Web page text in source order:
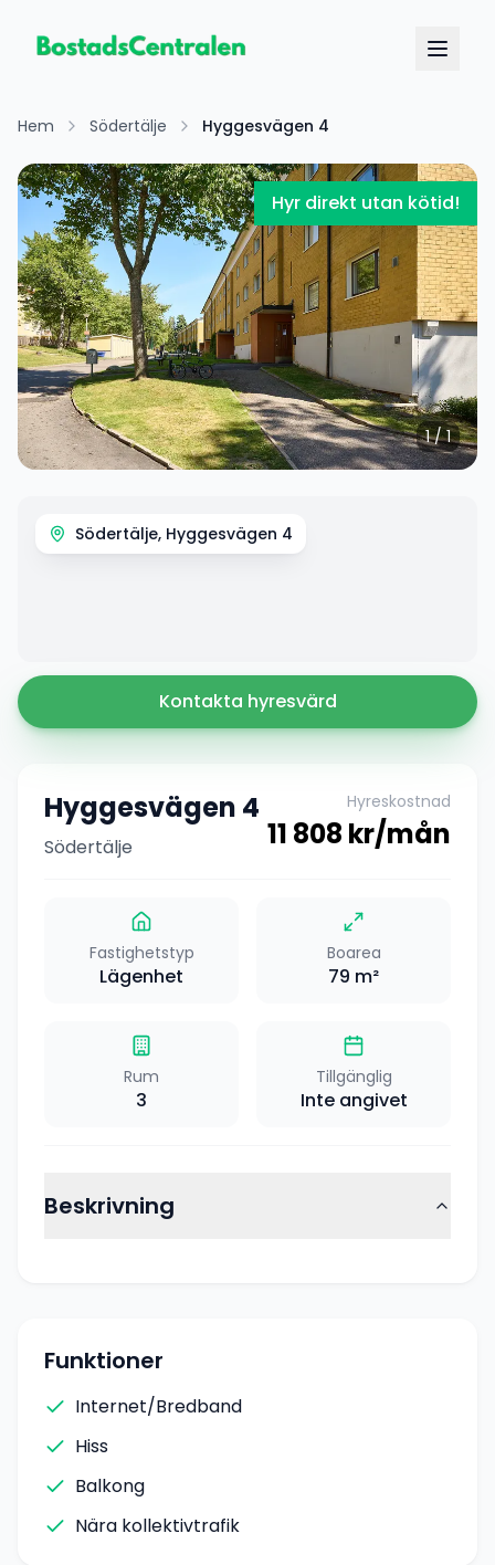
Hem Södertälje Hyggesvägen 4
Hyr direkt utan kötid!
1/1
Södertälje, Hyggesvägen 4
Kontakta hyresvärd
Hyggesvägen 4
Södertälje
Hyreskostnad
11 808 kr/mån
Fastighetstyp
Lägenhet
Boarea
79 m²
Rum
3
Tillgänglig
Inte angivet
Beskrivning
Funktioner
Internet/Bredband
Hiss
Balkong
Nära kollektivtrafik